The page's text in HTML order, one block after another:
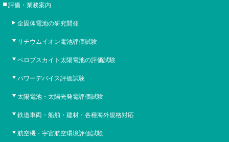
評価・業務案内
全固体電池の研究開発
リチウムイオン電池評価試験
ペロブスカイト太陽電池の評価試験
パワーデバイス評価試験
太陽電池・太陽光発電評価試験
鉄道車両・船舶・建材・各種海外規格対応
航空機・宇宙航空環境評価試験